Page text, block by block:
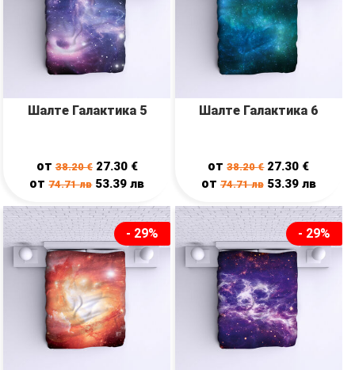
Шалте Галактика 5
от38.20€ 27.30 €
от74.71лв 53.39лв
Шалте Галактика 6
от38.20€ 27.30 €
от 74.71лв 53.39 лв
- 29% - 29%